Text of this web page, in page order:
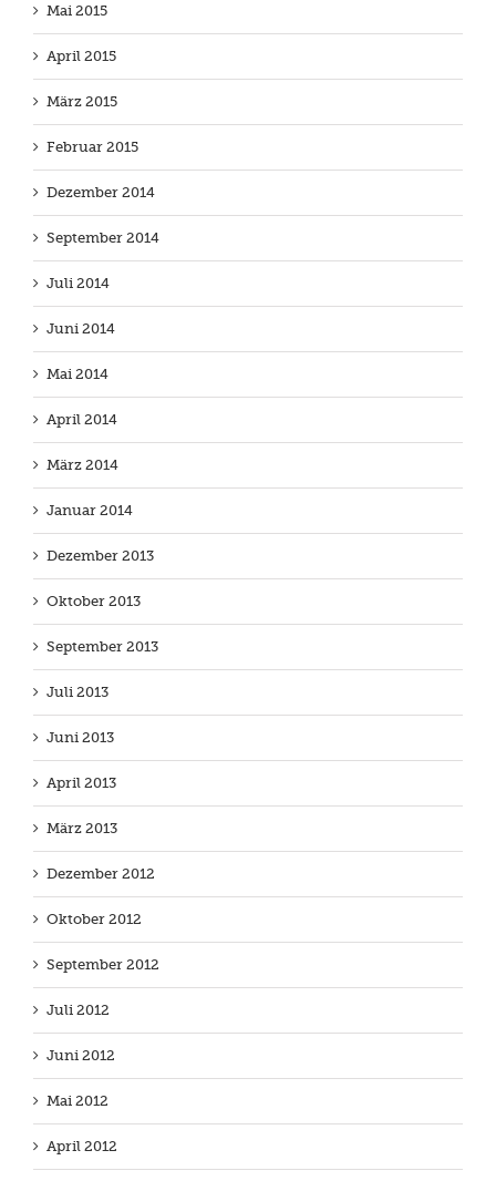
Mai 2015
April 2015
März 2015
Februar 2015
Dezember 2014
September 2014
Juli 2014
Juni 2014
Mai 2014
April 2014
März 2014
Januar 2014
Dezember 2013
Oktober 2013
September 2013
Juli 2013
Juni 2013
April 2013
März 2013
Dezember 2012
Oktober 2012
September 2012
Juli 2012
Juni 2012
Mai 2012
April 2012